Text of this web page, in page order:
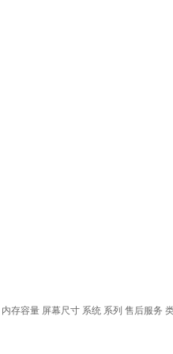
内存容量 屏幕尺寸 系统 系列 售后服务